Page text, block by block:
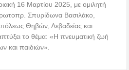
16 Μαρτίου 2025, με ομιλητή
Σπυρίδωνα Βασιλάκο,
Θηβών, Λεβαδείας και
το θέμα: «Η πνευματική ζωή
και παιδιών».